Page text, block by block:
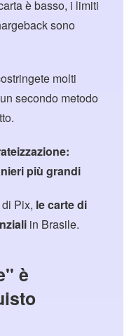
è basso, i limiti
sono
molti
secondo metodo
più grandi
Pix, le carte di
in Brasile.
è